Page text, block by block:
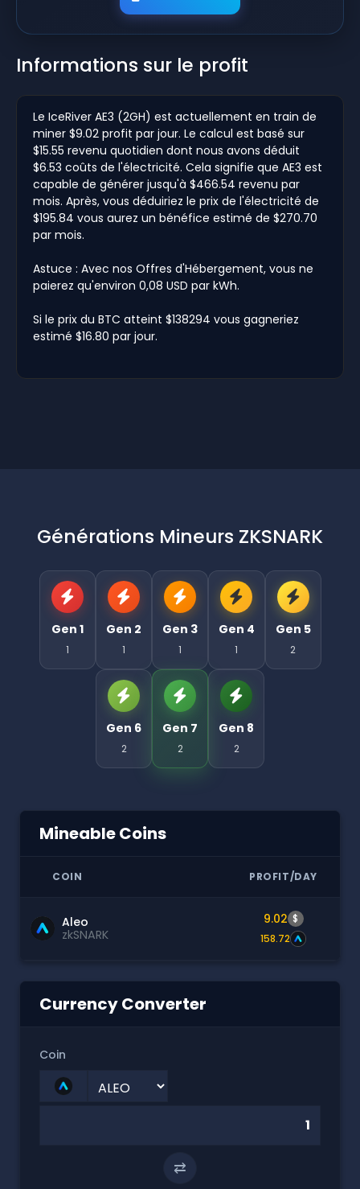
Informations sur le profit
Le IceRiver AE3 (2GH) est actuellement en train de
miner $9.02 profit par jour. Le calcul est basé sur
$15.55 revenu quotidien dont nous avons déduit
$6.53 coûts de l'électricité. Cela signifie que AE3 est
capable de générer jusqu'à $466.54 revenu par
mois. Après, vous déduiriez le prix de l'électricité de
$195.84 vous aurez un bénéfice estimé de $270.70
par mois.
Astuce : Avec nos Offres d'Hébergement, vous ne
paierez qu'environ 0,08 USD par kWh.
Si le prix du BTC atteint $138294 vous gagneriez
estimé $16.80 par jour.
Générations Mineurs ZKSNARK
Gen 1
1
Gen 2
1
Gen 3
1
Gen 4
1
Gen 5
2
Gen 6
2
Gen 7
2
Gen 8
2
Mineable Coins
COIN PROFIT/DAY
Aleo
zkSNARK
9.02 $
158.72
Currency Converter
Coin
⇄